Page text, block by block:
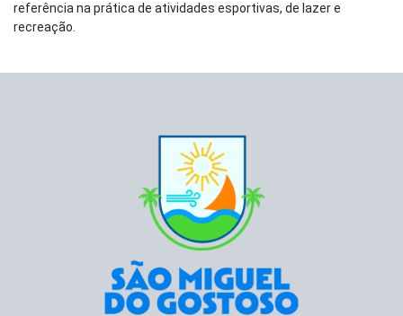
referência na prática de atividades esportivas, de lazer e
recreação.